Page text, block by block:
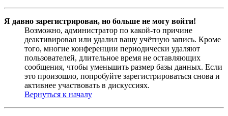
Я давно зарегистрирован, но больше не могу войти!
Возможно, администратор по какой-то причине
деактивировал или удалил вашу учётную запись. Кроме
того, многие конференции периодически удаляют
пользователей, длительное время не оставляющих
сообщения, чтобы уменьшить размер базы данных. Если
это произошло, попробуйте зарегистрироваться снова и
активнее участвовать в дискуссиях.
Вернуться к началу